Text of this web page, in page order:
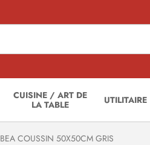
CUISINE / ART DE
LA TABLE
UTILITAIRE
BEA COUSSIN 50X50CM GRIS